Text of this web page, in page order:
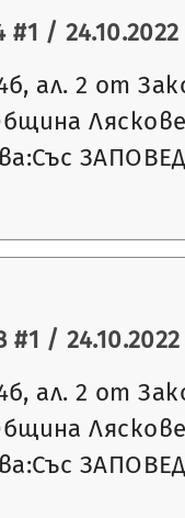
/ 24.10.2022
ал. 2 от
/ 24.10.2022
ал. 2 от